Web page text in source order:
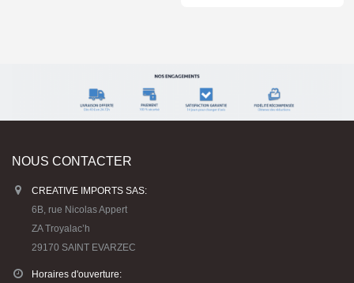
CREATIVE IMPORTS SAS:
6B, rue Nicolas Appert
ZA Troyalac’h